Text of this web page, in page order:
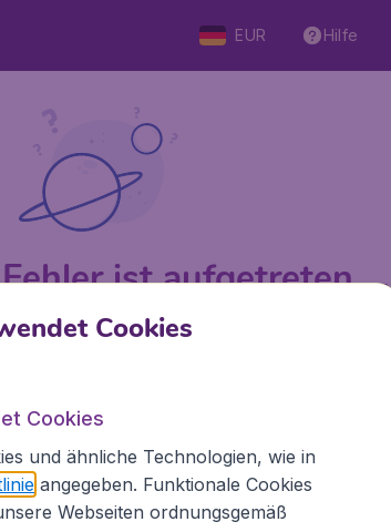
EUR Hilfe
ist aufgetreten ...
Internationale Webseiten
Cookies
Cookies
und ähnliche Technologien, wie in
angegeben. Funktionale Cookies
Webseiten ordnungsgemäß